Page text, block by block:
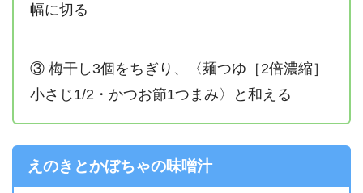
幅に切る
③ 梅干し3個をちぎり、〈麺つゆ［2倍濃縮］
小さじ1/2・かつお節1つまみ〉と和える
えのきとかぼちゃの味噌汁